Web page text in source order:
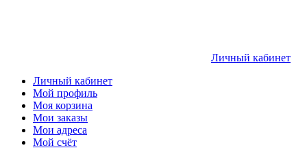
Личный кабинет
Личный кабинет
Мой профиль
Моя корзина
Мои заказы
Мои адреса
Мой счёт